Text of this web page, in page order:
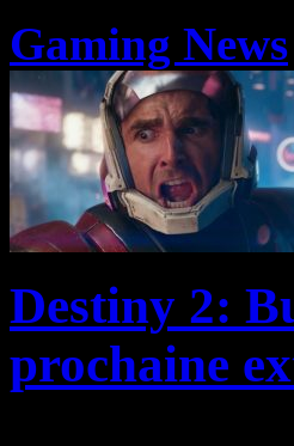
Gaming News
Destiny 2:
prochaine